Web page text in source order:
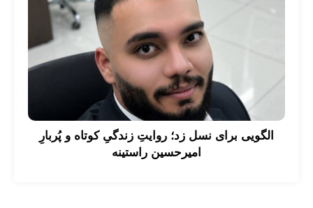
الگویی برای نسل زد؛ روایتِ زندگیِ کوتاه و پُربارِ
امیرحسین راستینه